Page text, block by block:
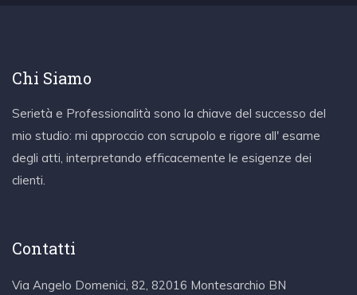
Chi Siamo
Serietà e Professionalità sono la chiave del successo del
mio studio: mi approccio con scrupolo e rigore all' esame
degli atti, interpretando efficacemente le esigenze dei
clienti.
Contatti
Via Angelo Domenici, 82, 82016 Montesarchio BN